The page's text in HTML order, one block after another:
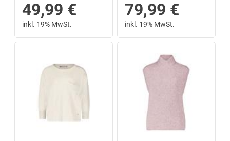
49,99 €
inkl. 19% MwSt.
79,99 €
inkl. 19% MwSt.